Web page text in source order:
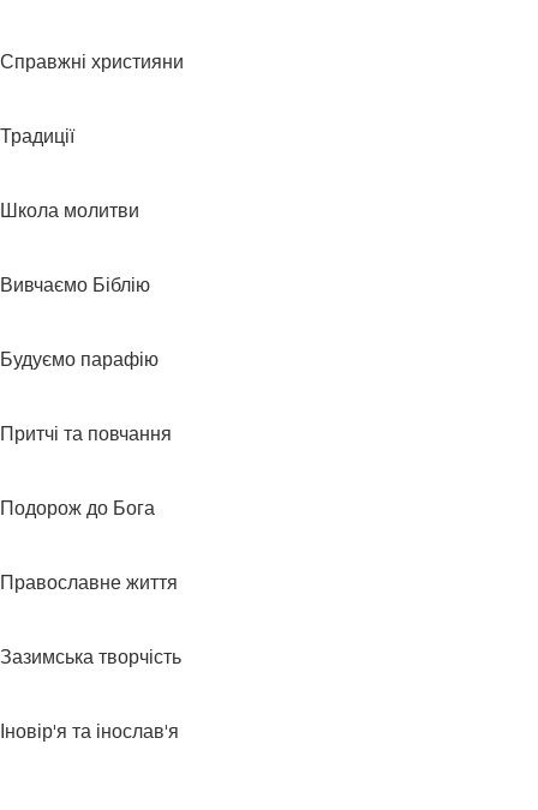
Справжні християни
Традиції
Школа молитви
Вивчаємо Біблію
Будуємо парафію
Притчі та повчання
Подорож до Бога
Православне життя
Зазимська творчість
Іновір'я та інослав'я